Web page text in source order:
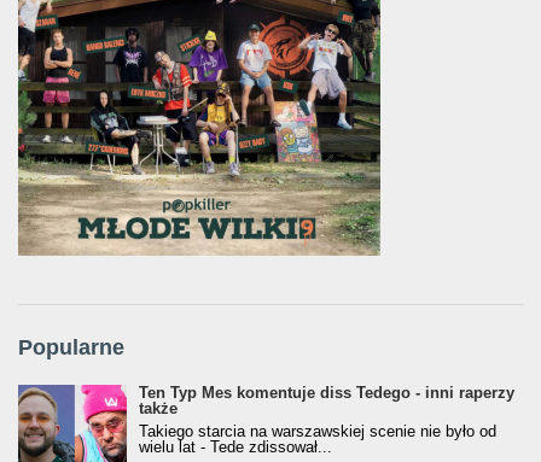
Popularne
Ten Typ Mes komentuje diss Tedego - inni raperzy
także
Takiego starcia na warszawskiej scenie nie było od
wielu lat - Tede zdissował...